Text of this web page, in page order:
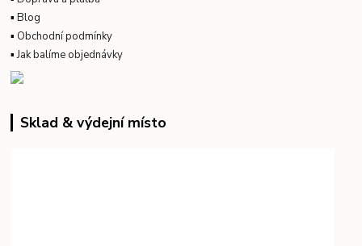
▪Blog
▪ Obchodní podmínky
▪Jak balíme objednávky
Sklad & výdejní místo